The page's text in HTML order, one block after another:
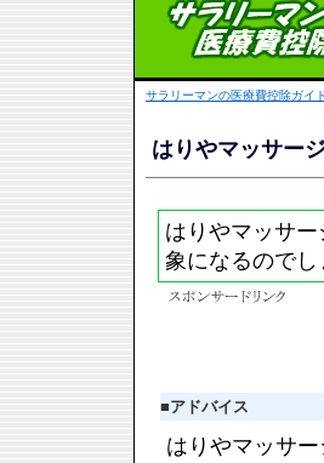
サラリーマンの医療費控除ガイ
はりやマッサー
はりやマッサ
象になるのでし
■アドバイス
はりやマッサ